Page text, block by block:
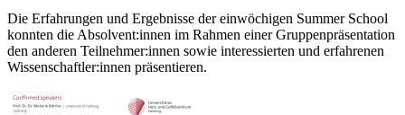
Die Erfahrungen und Ergebnisse der einwöchigen Summer School
konnten die Absolvent:innen im Rahmen einer Gruppenpräsentation
den anderen Teilnehmer:innen sowie interessierten und erfahrenen
Wissenschaftler:innen präsentieren.